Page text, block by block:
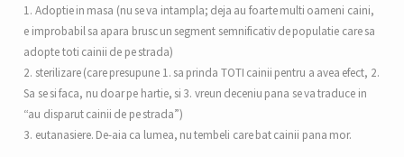
1. Adoptie in masa (nu se va intampla; deja au foarte multi oameni caini,
e improbabil sa apara brusc un segment semnificativ de populatie care sa
adopte toti cainii de pe strada)
2. sterilizare (care presupune 1. sa prinda TOTI cainii pentru a avea efect, 2.
Sa se si faca, nu doar pe hartie, si 3. vreun deceniu pana se va traduce in
“au disparut cainii de pe strada”)
3. eutanasiere. De-aia ca lumea, nu tembeli care bat cainii pana mor.